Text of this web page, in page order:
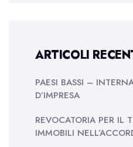
ARTICOLI
PAESI BASSI –
D’IMPRESA
REVOCATORIA PER IL
IMMOBILI